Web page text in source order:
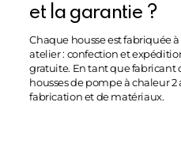
et la garantie ?
Chaque housse est fabriquée
atelier : confection et
gratuite. En tant que fabricant
housses de pompe à chaleur 2
fabrication et de matériaux.